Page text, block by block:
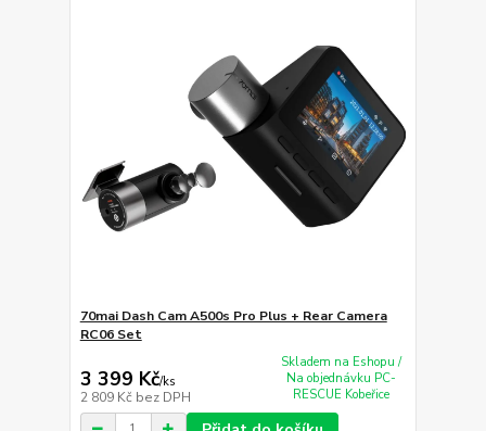
70mai Dash Cam A500s Pro Plus + Rear Camera
RC06 Set
3 399 Kč/ks
2 809 Kč bez DPH
Skladem na Eshopu /
Na objednávku PC-
RESCUE Kobeřice